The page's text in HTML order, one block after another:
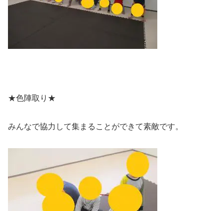
★色陣取り★
みんなで協力して集まることができて素敵です。